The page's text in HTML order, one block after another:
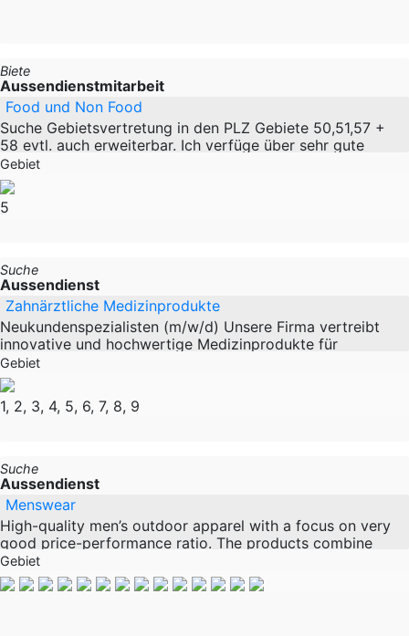
Biete
Aussendienstmitarbeit
Food und Non Food
Suche Gebietsvertretung in den PLZ Gebiete 50,51,57 +
58 evtl. auch erweiterbar. Ich verfüge über sehr gute
Kontakte im LEH auf der Groß-und Kleinfläche, daher
sollte eine Listung vorhanden
Gebiet
5
Suche
Aussendienst
Zahnärztliche Medizinprodukte
Neukundenspezialisten (m/w/d) Unsere Firma vertreibt
innovative und hochwertige Medizinprodukte für
Zahnarztpraxen. Unsere Produkte sind exzellente
Alternativen mit einem starken
Gebiet
1, 2, 3, 4, 5, 6, 7, 8, 9
Suche
Aussendienst
Menswear
High-quality men’s outdoor apparel with a focus on very
good price-performance ratio. The products combine
durable materials, wearing comfort and a clean, timeless
design suitable for outdoor
Gebiet